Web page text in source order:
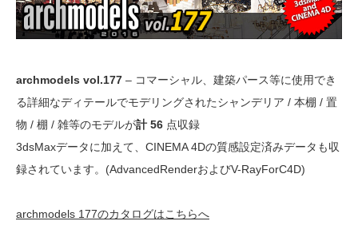
archmodels vol.177 – コマーシャル、建築パース等に使用でき
る詳細なディテールでモデリングされたシャンデリア / 本棚 / 置
物 / 棚 / 雑等のモデルが計 56 点収録
3dsMaxデータに加えて、CINEMA 4Dの質感設定済みデータも収
録されています。(AdvancedRenderおよびV-RayForC4D)
archmodels 177のカタログはこちらへ